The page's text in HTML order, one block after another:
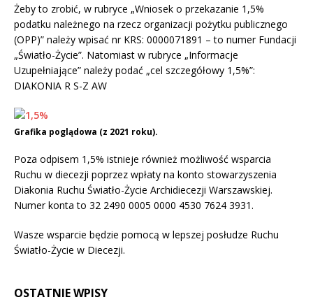
Żeby to zrobić, w rubryce „Wniosek o przekazanie 1,5%
podatku należnego na rzecz organizacji pożytku publicznego
(OPP)” należy wpisać nr KRS: 0000071891 – to numer Fundacji
„Światło-Życie”. Natomiast w rubryce „Informacje
Uzupełniające” należy podać „cel szczegółowy 1,5%”:
DIAKONIA R S-Z AW
Grafika poglądowa (z 2021 roku).
Poza odpisem 1,5% istnieje również możliwość wsparcia
Ruchu w diecezji poprzez wpłaty na konto stowarzyszenia
Diakonia Ruchu Światło-Życie Archidiecezji Warszawskiej.
Numer konta to 32 2490 0005 0000 4530 7624 3931.
Wasze wsparcie będzie pomocą w lepszej posłudze Ruchu
Światło-Życie w Diecezji.
OSTATNIE WPISY